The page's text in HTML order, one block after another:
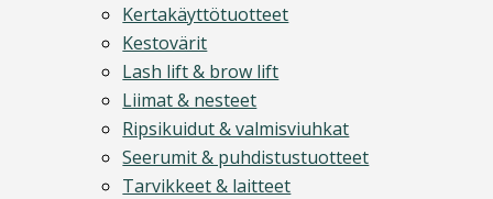
Kertakäyttötuotteet
Kestovärit
Lash lift & brow lift
Liimat & nesteet
Ripsikuidut & valmisviuhkat
Seerumit & puhdistustuotteet
Tarvikkeet & laitteet